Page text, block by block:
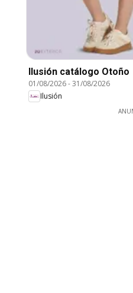
Ilusión catálogo Otoño
01/08/2026-31/08/2026
Ilusión